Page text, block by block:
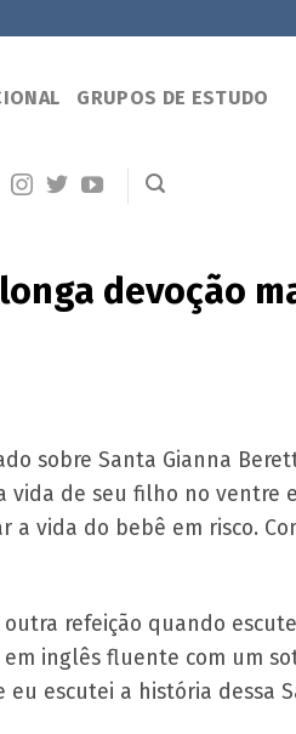
GRUPOS DE ESTUDO
devoção
sobre Santa Gianna
vida de seu filho no ventre
vida do bebê em risco.
refeição quando
em inglês fluente com um
escutei a história dessa